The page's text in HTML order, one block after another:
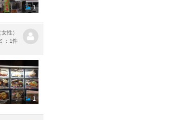
1
性）
：1件
1